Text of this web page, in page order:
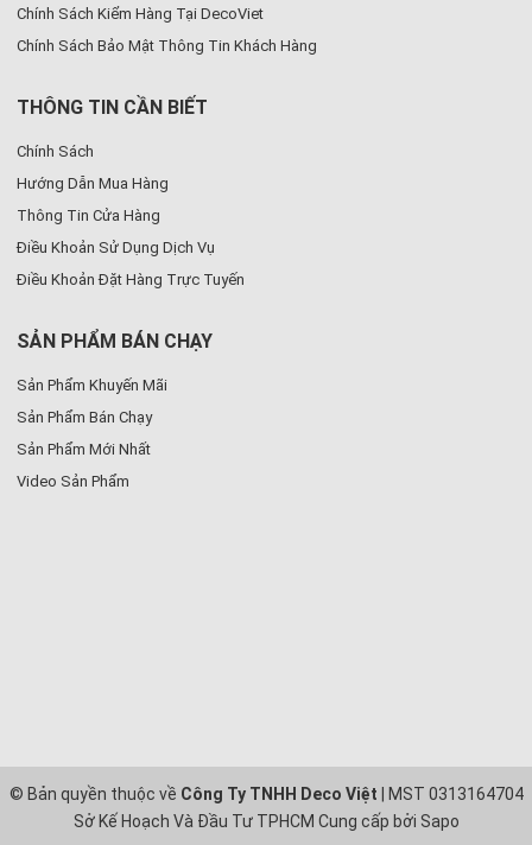
Chính Sách Kiểm Hàng Tại DecoViet
Chính Sách Bảo Mật Thông Tin Khách Hàng
THÔNG TIN CẦN BIẾT
Chính Sách
Hướng Dẫn Mua Hàng
Thông Tin Cửa Hàng
Điều Khoản Sử Dụng Dịch Vụ
Điều Khoản Đặt Hàng Trực Tuyến
SẢN PHẨM BÁN CHẠY
Sản Phẩm Khuyến Mãi
Sản Phẩm Bán Chạy
Sản Phẩm Mới Nhất
Video Sản Phẩm
© Bản quyền thuộc về Công Ty TNHH Deco Việt | MST 0313164704
Sở Kế Hoạch Và Đầu Tư TPHCM Cung cấp bởi Sapo